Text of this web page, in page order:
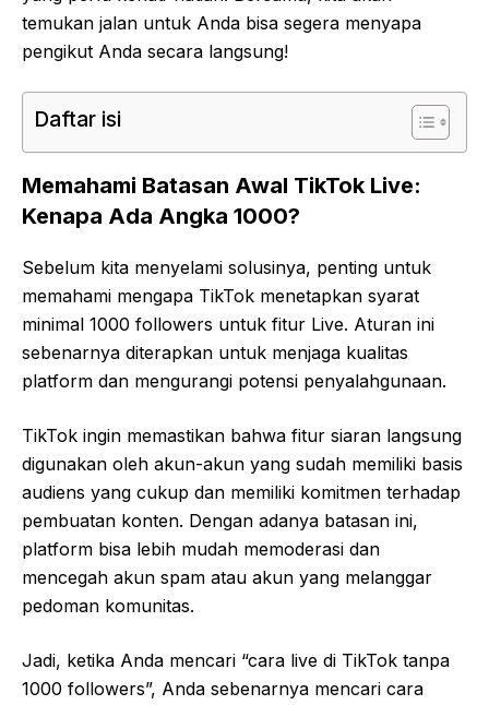
temukan jalan untuk Anda bisa segera menyapa
pengikut Anda secara langsung!
Daftar isi
Memahami Batasan Awal TikTok Live:
Kenapa Ada Angka 1000?
Sebelum kita menyelami solusinya, penting untuk
memahami mengapa TikTok menetapkan syarat
minimal 1000 followers untuk fitur Live. Aturan ini
sebenarnya diterapkan untuk menjaga kualitas
platform dan mengurangi potensi penyalahgunaan.
TikTok ingin memastikan bahwa fitur siaran langsung
digunakan oleh akun-akun yang sudah memiliki basis
audiens yang cukup dan memiliki komitmen terhadap
pembuatan konten. Dengan adanya batasan ini,
platform bisa lebih mudah memoderasi dan
mencegah akun spam atau akun yang melanggar
pedoman komunitas.
Jadi, ketika Anda mencari “cara live di TikTok tanpa
1000 followers”, Anda sebenarnya mencari cara